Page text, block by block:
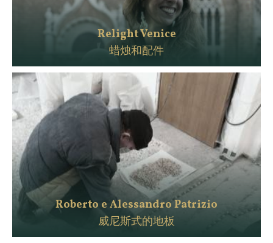
Relight Venice
蜡烛和配件
Roberto e Alessandro Patrizio
威尼斯式的地板